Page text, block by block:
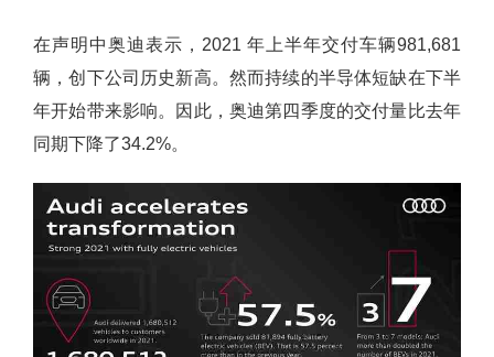
在声明中奥迪表示，2021 年上半年交付车辆981,681
辆，创下公司历史新高。然而持续的半导体短缺在下半
年开始带来影响。因此，奥迪第四季度的交付量比去年
同期下降了34.2%。